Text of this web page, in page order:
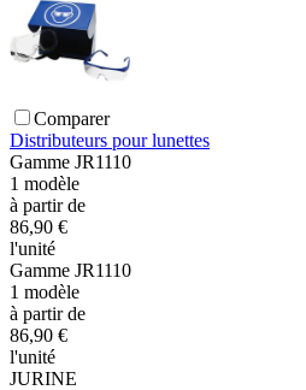
Comparer
Distributeurs pour lunettes
Gamme JR1110
1 modèle
à partir de
86,90 €
l'unité
Gamme JR1110
1 modèle
à partir de
86,90 €
l'unité
JURINE